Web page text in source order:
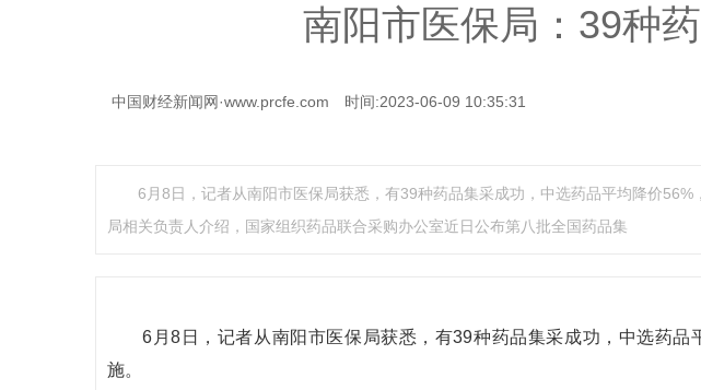
南阳市医保局：39种
中国财经新闻网·www.prcfe.com 时间:2023-06-09 10:35:31
6月8日，记者从南阳市医保局获悉，有39种药品集采成功，中选药品平均降价
局相关负责人介绍，国家组织药品联合采购办公室近日公布第八批全国药品集
6月8日，记者从南阳市医保局获悉，有39种药品集采成功，中选药品
施。